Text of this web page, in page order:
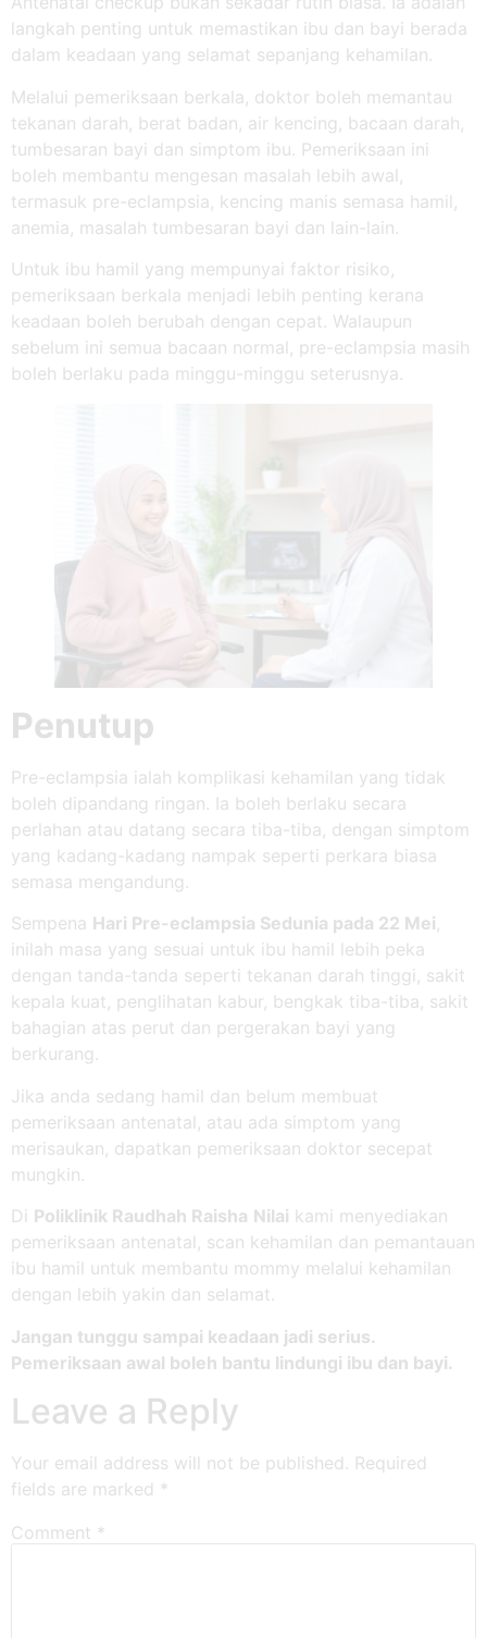
langkah penting untuk memastikan ibu dan bayi berada
dalam keadaan yang selamat sepanjang kehamilan.
Melalui pemeriksaan berkala, doktor boleh memantau
tekanan darah, berat badan, air kencing, bacaan darah,
tumbesaran bayi dan simptom ibu. Pemeriksaan ini
boleh membantu mengesan masalah lebih awal,
termasuk pre-eclampsia, kencing manis semasa hamil,
anemia, masalah tumbesaran bayi dan lain-lain.
Untuk ibu hamil yang mempunyai faktor risiko,
pemeriksaan berkala menjadi lebih penting kerana
keadaan boleh berubah dengan cepat. Walaupun
sebelum ini semua bacaan normal, pre-eclampsia masih
boleh berlaku pada minggu-minggu seterusnya.
Penutup
Pre-eclampsia ialah komplikasi kehamilan yang tidak
boleh dipandang ringan. Ia boleh berlaku secara
perlahan atau datang secara tiba-tiba, dengan simptom
yang kadang-kadang nampak seperti perkara biasa
semasa mengandung.
Sempena Hari Pre-eclampsia Sedunia pada 22 Mei,
inilah masa yang sesuai untuk ibu hamil lebih peka
dengan tanda-tanda seperti tekanan darah tinggi, sakit
kepala kuat, penglihatan kabur, bengkak tiba-tiba, sakit
bahagian atas perut dan pergerakan bayi yang
berkurang.
Jika anda sedang hamil dan belum membuat
pemeriksaan antenatal, atau ada simptom yang
merisaukan, dapatkan pemeriksaan doktor secepat
mungkin.
Di Poliklinik Raudhah Raisha Nilai kami menyediakan
pemeriksaan antenatal, scan kehamilan dan pemantauan
ibu hamil untuk membantu mommy melalui kehamilan
dengan lebih yakin dan selamat.
Jangan tunggu sampai keadaan jadi serius.
Pemeriksaan awal boleh bantu lindungi ibu dan bayi.
Leave a Reply
Your email address will not be published. Required
fields are marked *
Comment *